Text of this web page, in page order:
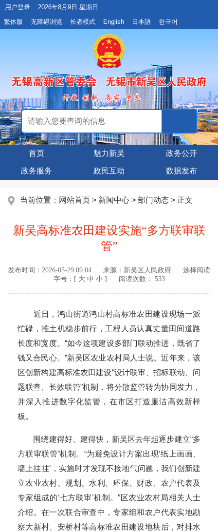
用户登录
2026年8月9日 星期日
繁体版
无障碍浏览 长者模式 English 日本語 한국어
首页 魅力新吴 政务公开
政务服务 政民互动 数据发布
当前位置： 网站首页 > 新闻中心 > 部门动态 > 正文
新吴高标准农田建设实施“多方联审联
管”
发布时间： 2026-05-29 09:04 来源： 新吴区人民政府
选择阅读
字号：[ 大 中 小] 阅读次数： 533
近日，鸿山街道鸿山村高标准农田建设现场一派
忙碌，推土机稳步前行，工程人员认真丈量田间道路
长度和宽度。“如今这项建设多部门联动推进，既省了
钱又合民心。”新吴区农业农村局人士说。近年来，该
区创新构建高标准农田建设“设计联审、招标联动、问
题联查、长效联管”机制，将分散监管转为协同发力，
并深入推进数字化监管，在市区打造廉洁高效新样
板。
围绕建得好、建得快，新吴区去年起逐步建立“多
方联审联管”机制。“为避免设计方案出现‘纸上画画、
墙上挂挂’，实施时才发现不接地气问题，我们创新建
立农业农村、规划、水利、环保、财政、农户代表及
专家组成的‘七方联审’机制。”区农业农村局相关人士
介绍。在一次联合审查中，专家组和农户代表实地勘
察大新村、安桥村等高标准农田建设地块后，对排水